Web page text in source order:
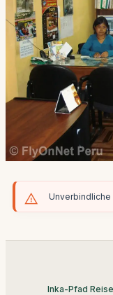
Unverbindliche
Inka-Pfad